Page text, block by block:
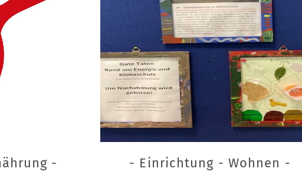
- - Einrichtung - Wohnen -